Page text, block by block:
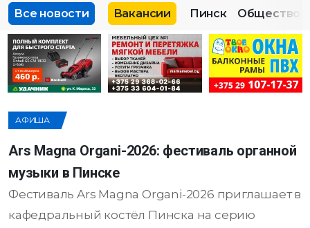
Все новости Вакансии Пинск Общество
АФИША
Ars Magna Organi-2026: фестиваль органной
музыки в Пинске
Фестиваль Ars Magna Organi-2026 приглашает в
кафедральный костёл Пинска на серию